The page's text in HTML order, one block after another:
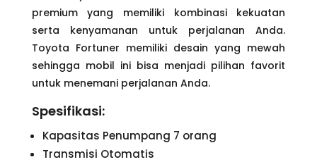
premium yang memiliki kombinasi kekuatan
serta kenyamanan untuk perjalanan Anda.
Toyota Fortuner memiliki desain yang mewah
sehingga mobil ini bisa menjadi pilihan favorit
untuk menemani perjalanan Anda.
Spesifikasi:
Kapasitas Penumpang 7 orang
Transmisi Otomatis